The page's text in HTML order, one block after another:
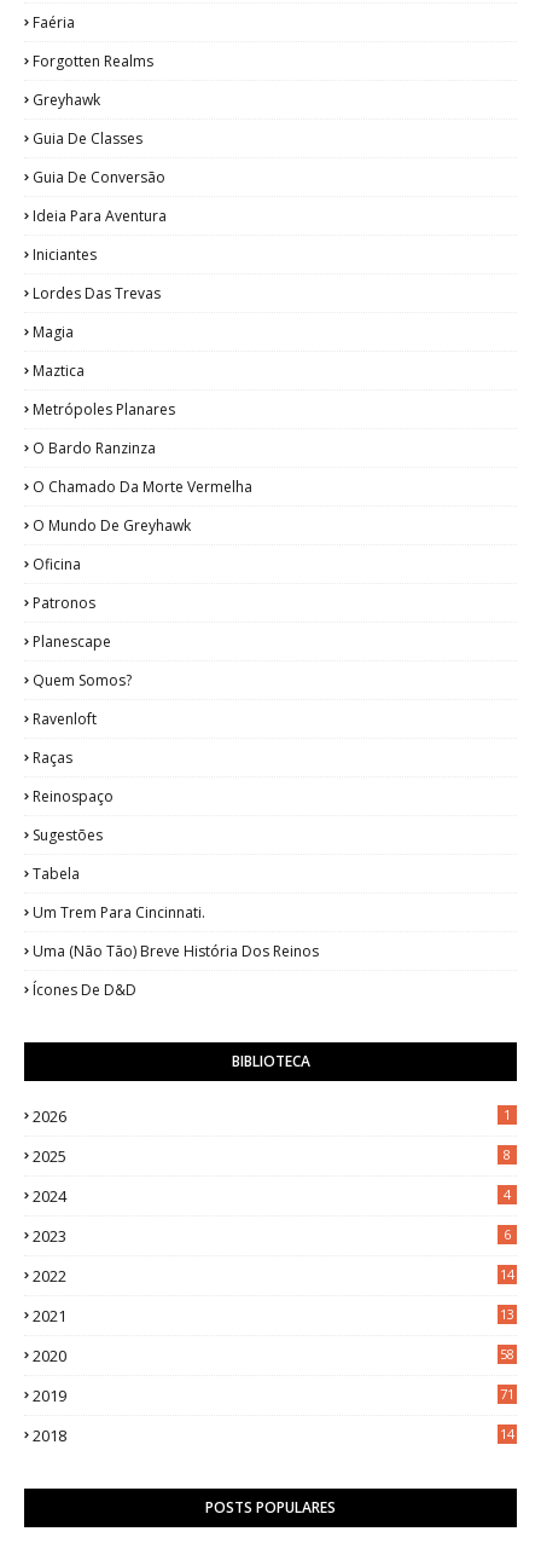
Faéria
Forgotten Realms
Greyhawk
Guia De Classes
Guia De Conversão
Ideia Para Aventura
Iniciantes
Lordes Das Trevas
Magia
Maztica
Metrópoles Planares
O Bardo Ranzinza
O Chamado Da Morte Vermelha
O Mundo De Greyhawk
Oficina
Patronos
Planescape
Quem Somos?
Ravenloft
Raças
Reinospaço
Sugestões
Tabela
Um Trem Para Cincinnati.
Uma (Não Tão) Breve História Dos Reinos
Ícones De D&D
BIBLIOTECA
2026 1
2025 8
2024 4
2023 6
2022 14
2021 13
2020 58
2019 71
2018 14
POSTS POPULARES